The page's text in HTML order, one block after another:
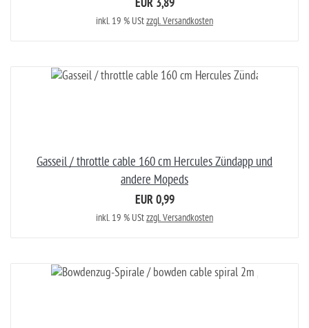
EUR 3,89
inkl. 19 % UStzzgl. Versandkosten
Gasseil / throttle cable 160 cm Hercules Zündapp und
andere Mopeds
EUR 0,99
inkl. 19 % UStzzgl. Versandkosten